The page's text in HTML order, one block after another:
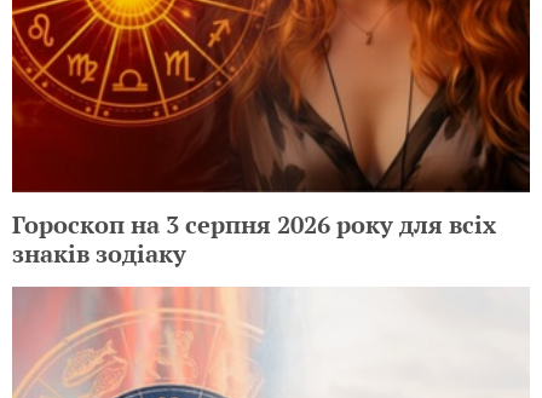
Гороскоп на 3 серпня 2026 року для всіх
знаків зодіаку